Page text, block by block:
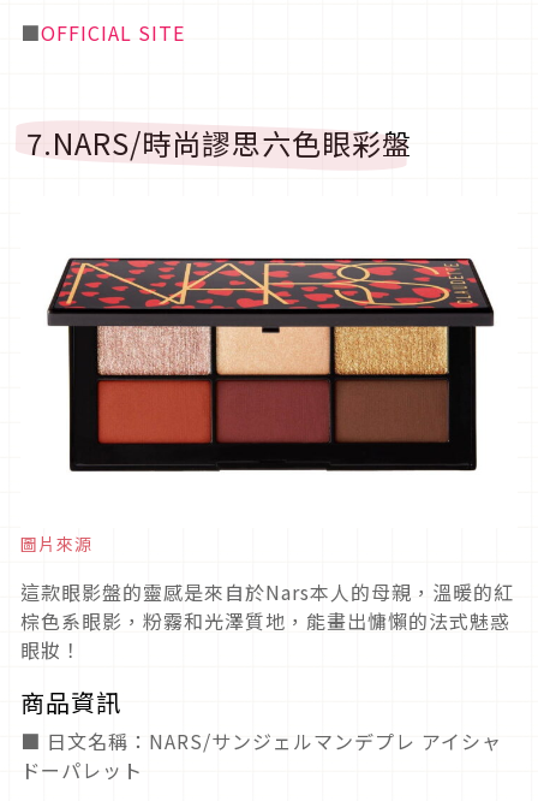
■OFFICIAL SITE
7.NARS/時尚謬思六色眼彩盤
圖片來源
這款眼影盤的靈感是來自於Nars本人的母親，溫暖的紅
棕色系眼影，粉霧和光澤質地，能畫出慵懶的法式魅惑
眼妝！
商品資訊
■ 日文名稱：NARS/サンジェルマンデプレ アイシャ
ドーパレット